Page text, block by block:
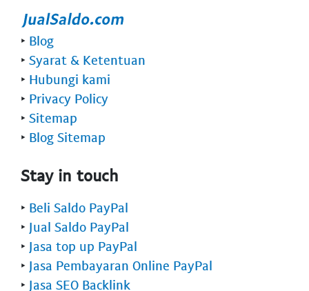
‣ Blog
‣ Syarat & Ketentuan
‣ Hubungi kami
‣ Privacy Policy
‣ Sitemap
‣ Blog Sitemap
Stay in touch
‣ Beli Saldo PayPal
‣ Jual Saldo PayPal
‣ Jasa top up PayPal
‣ Jasa Pembayaran Online PayPal
‣ Jasa SEO Backlink